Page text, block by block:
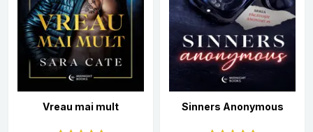
Vreau mai mult Sinners Anonymous